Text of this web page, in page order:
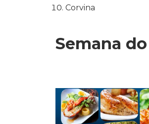
Corvina
Semana